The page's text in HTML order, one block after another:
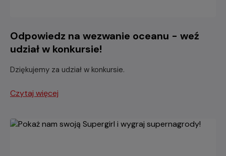
Odpowiedz na wezwanie oceanu - weź
udział w konkursie!
Dziękujemy za udział w konkursie.
Czytaj więcej